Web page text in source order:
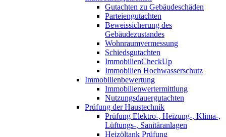
Gutachten zu Gebäudeschäden
Parteiengutachten
Beweissicherung des
Gebäudezustandes
Wohnraumvermessung
Schiedsgutachten
ImmobilienCheckUp
Immobilien Hochwasserschutz
Immobilienbewertung
Immobilienwertermittlung
Nutzungsdauergutachten
Prüfung der Haustechnik
Prüfung Elektro-, Heizung-, Klima-,
Lüftungs-, Sanitäranlagen
Heizöltank Prüfung